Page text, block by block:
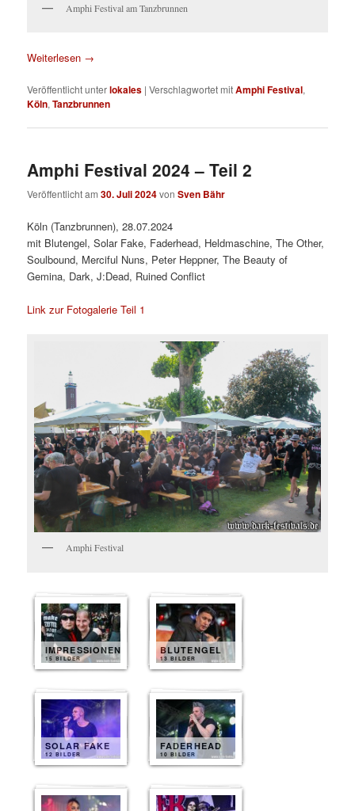
Amphi Festival am Tanzbrunnen
Weiterlesen →
Veröffentlicht unterlokales |Verschlagwortet mitAmphi Festival,
Köln,Tanzbrunnen
Amphi Festival 2024 – Teil 2
Veröffentlicht am30. Juli 2024vonSven Bähr
Köln (Tanzbrunnen), 28.07.2024
mit Blutengel, Solar Fake, Faderhead, Heldmaschine, The Other,
Soulbound, Merciful Nuns, Peter Heppner, The Beauty of
Gemina, Dark, J:Dead, Ruined Conflict
Link zur Fotogalerie Teil 1
Amphi Festival
IMPRESSIONEN
15 BILDER
BLUTENGEL
13 BILDER
SOLAR FAKE
12 BILDER
FADERHEAD
10 BILDER